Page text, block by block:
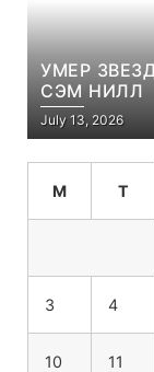
УМЕР
СЭМ НИЛЛ
July 13, 2026
M T
3 4
10 11